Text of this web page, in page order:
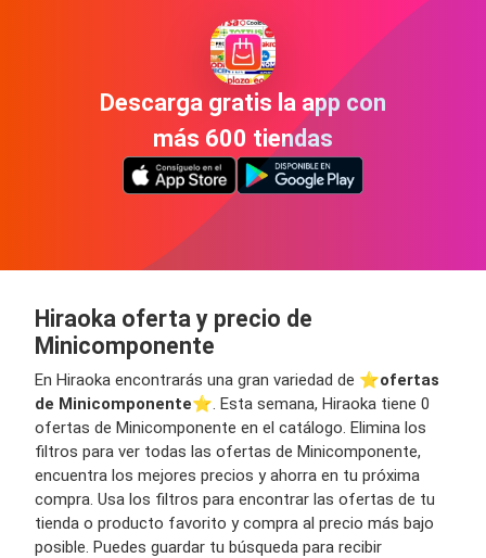
Descarga gratis la app con
más 600 tiendas
Hiraoka oferta y precio de
Minicomponente
En Hiraoka encontrarás una gran variedad de ⭐️ofertas
de Minicomponente⭐️. Esta semana, Hiraoka tiene 0
ofertas de Minicomponente en el catálogo. Elimina los
filtros para ver todas las ofertas de Minicomponente,
encuentra los mejores precios y ahorra en tu próxima
compra. Usa los filtros para encontrar las ofertas de tu
tienda o producto favorito y compra al precio más bajo
posible. Puedes guardar tu búsqueda para recibir